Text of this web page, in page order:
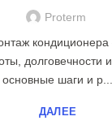
Proterm
кондиционера
долговечности
основные шаги и р...
ДАЛЕЕ